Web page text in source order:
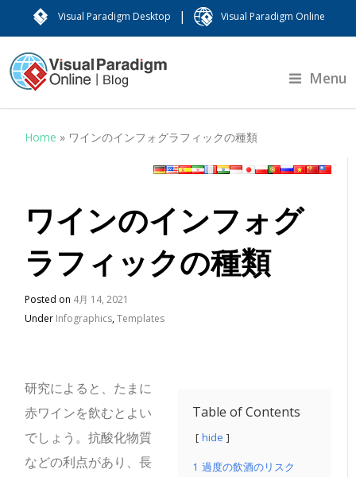
Visual Paradigm Desktop | Visual Paradigm Online
Menu
Home » ワインのインフォグラフィックの種類
ワインのインフォグ
ラフィックの種類
Posted on 4月 14, 2021
Under Infographics,Templates
Table of Contents
hide
1 過度の飲酒のリスク
研究によると、たまに
赤ワインを飲むとよい
でしょう。抗酸化物質
などの利点があり、長